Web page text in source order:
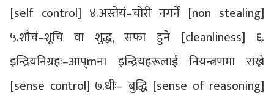
[self control] ४.अस्तेयं–चोरी नगर्ने [non stealing]
५.शौचं–शूचि वा शुद्ध, सफा हुने [cleanliness] ६.
इन्द्रियनिग्रहः–आप्mना इन्द्रियहरूलाई नियन्त्रणमा राख्ने
[sense control] ७.धीः– बुद्धि [sense of reasoning]